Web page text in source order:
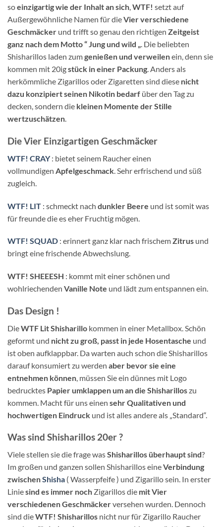
soeinzigartig wie der Inhalt an sich,WTF! setzt auf
Außergewöhnliche Namen für dieVier verschiedene
Geschmäcker und trifft so genau den richtigen Zeitgeist
ganz nach dem Motto “ Jung und wild „. Die beliebten
Shisharillos laden zumgenießen und verweilenein, denn sie
kommen mit 20igstück in einer Packung. Anders als
herkömmliche Zigarillos oder Zigaretten sind diese nicht
dazu konzipiert seinen Nikotin bedarf über den Tag zu
decken, sondern die kleinen Momente der Stille
wertzuschätzen.
Die Vier Einzigartigen Geschmäcker
WTF! CRAY: bietet seinem Raucher einen
vollmundigen Apfelgeschmack. Sehr erfrischend und süß
zugleich.
WTF! LIT : schmeckt nach dunkler Beere und ist somit was
für freunde die es eher Fruchtig mögen.
WTF! SQUAD : erinnert ganz klar nach frischemZitrus und
bringt eine frischende Abwechslung.
WTF! SHEEESH : kommt mit einer schönen und
wohlriechenden Vanille Note und lädt zum entspannen ein.
Das Design !
DieWTF Lit Shisharillo kommen in einer Metallbox. Schön
geformt und nicht zu groß, passt in jede Hosentasche und
ist oben aufklappbar. Da warten auch schon die Shisharillos
darauf konsumiert zu werden aber bevor sie eine
entnehmen können , müssen Sie ein dünnes mit Logo
bedrucktes Papier umklappen um an die Shisharilloszu
kommen. Macht für uns einen sehr Qualitativen und
hochwertigen Eindruck und ist alles andere als „Standard“.
Was sind Shisharillos 20er ?
Viele stellen sie die frage wasShisharillos überhaupt sind?
Im großen und ganzen sollen Shisharillos eineVerbindung
zwischenShisha ( Wasserpfeife ) und Zigarillo sein. In erster
Liniesind es immer noch Zigarillos die mit Vier
verschiedenen Geschmäckerversehen wurden. Dennoch
sind dieWTF! Shisharillos nicht nur für Zigarillo Raucher